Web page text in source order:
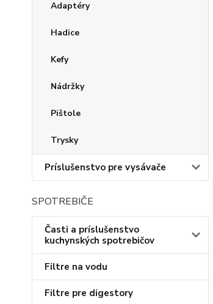
Adaptéry
Hadice
Kefy
Nádržky
Pištole
Trysky
Príslušenstvo pre vysávače
SPOTREBIČE
Časti a príslušenstvo
kuchynských spotrebičov
Filtre na vodu
Filtre pre digestory